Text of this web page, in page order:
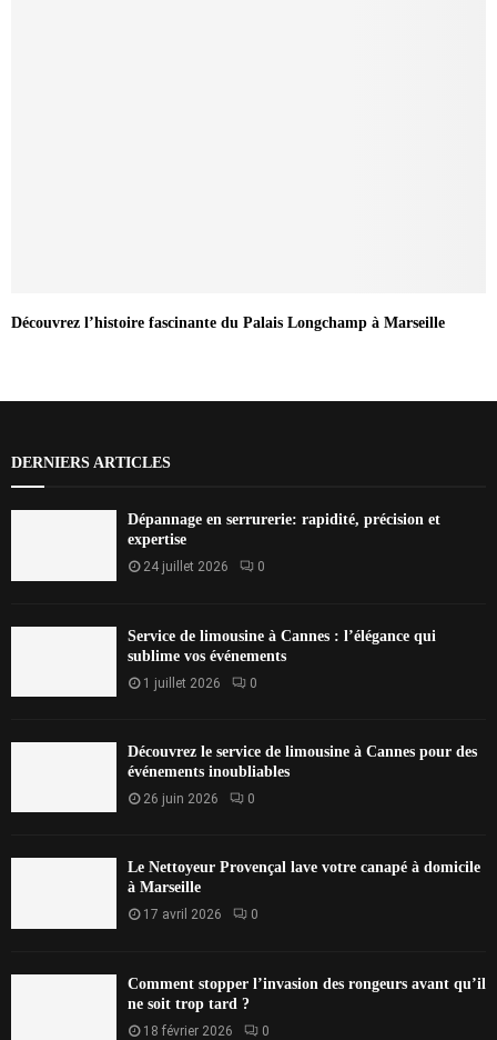
Découvrez l’histoire fascinante du Palais Longchamp à Marseille
DERNIERS ARTICLES
Dépannage en serrurerie: rapidité, précision et
expertise
24 juillet 2026 0
Service de limousine à Cannes : l’élégance qui
sublime vos événements
1 juillet 2026 0
Découvrez le service de limousine à Cannes pour des
événements inoubliables
26 juin 2026 0
Le Nettoyeur Provençal lave votre canapé à domicile
à Marseille
17 avril 2026 0
Comment stopper l’invasion des rongeurs avant qu’il
ne soit trop tard ?
18 février 2026 0